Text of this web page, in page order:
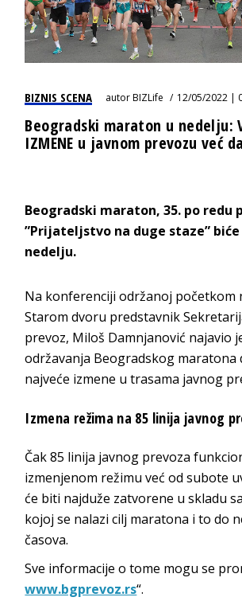
BIZNIS SCENA autorBIZLife 12/05/2022 |
Beogradski maraton u nedelju:
IZMENE u javnom prevozu već
Beogradski maraton, 35. po redu
”Prijateljstvo na duge staze” biće
nedelju.
Na konferenciji održanoj početkom
Starom dvoru predstavnik
prevoz, Miloš Damnjanović najavio
održavanja Beogradskog maratona
najveće izmene u trasama javnog
Izmena režima na 85 linija javnog
Čak 85 linija javnog prevoza
izmenjenom režimu već od subote
će biti najduže zatvorene u skladu
kojoj se nalazi cilj maratona i to do
časova.
Sve informacije o tome mogu se
www.bgprevoz.rs“.